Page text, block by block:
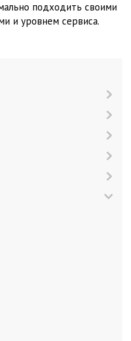
подходить своими
и уровнем сервиса.